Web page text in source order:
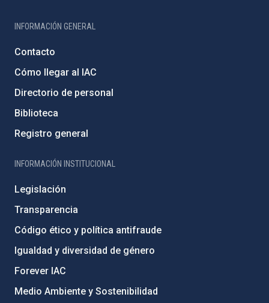
INFORMACIÓN GENERAL
Contacto
Cómo llegar al IAC
Directorio de personal
Biblioteca
Registro general
INFORMACIÓN INSTITUCIONAL
Legislación
Transparencia
Código ético y política antifraude
Igualdad y diversidad de género
Forever IAC
Medio Ambiente y Sostenibilidad